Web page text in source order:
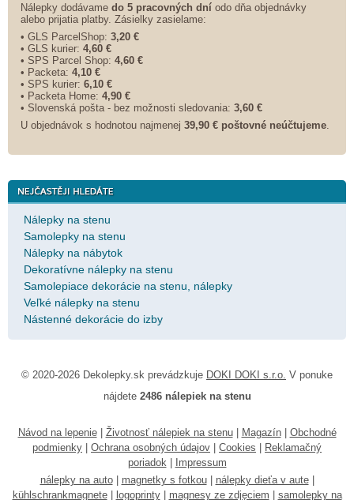
Nálepky dodávame do 5 pracovných dní odo dňa objednávky
alebo prijatia platby. Zásielky zasielame:
• GLS ParcelShop: 3,20 €
• GLS kurier: 4,60 €
• SPS Parcel Shop: 4,60 €
• Packeta: 4,10 €
• SPS kurier: 6,10 €
• Packeta Home: 4,90 €
• Slovenská pošta - bez možnosti sledovania: 3,60 €
U objednávok s hodnotou najmenej 39,90 € poštovné neúčtujeme.
Nálepky na stenu
Samolepky na stenu
Nálepky na nábytok
Dekoratívne nálepky na stenu
Samolepiace dekorácie na stenu, nálepky
Veľké nálepky na stenu
Nástenné dekorácie do izby
© 2020-2026 Dekolepky.sk prevádzkuje DOKI DOKI s.r.o. V ponuke
nájdete 2486 nálepiek na stenu
Návod na lepenie| Životnosť nálepiek na stenu| Magazín| Obchodné
podmienky
Ochrana osobných údajov Cookies
Reklamačný
poriadok|
Impressum
nálepky na auto| magnetky s fotkou| nálepky dieťa v aute|
kühlschrankmagnete| logoprinty| magnesy ze zdjęciem samolepky na